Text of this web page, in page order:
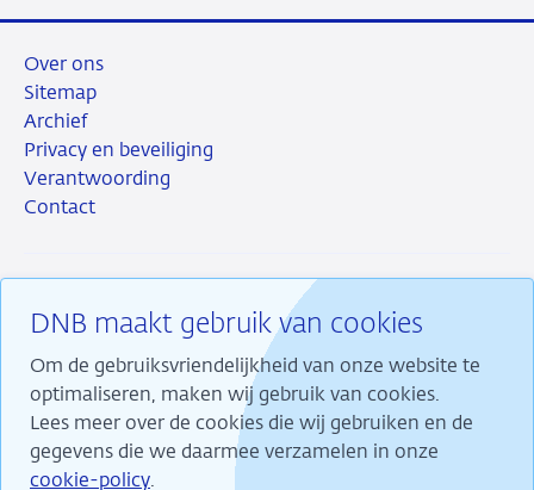
DNB maakt gebruik van cookies
Om de gebruiksvriendelijkheid van onze website te
optimaliseren, maken wij gebruik van cookies.
Lees meer over de cookies die wij gebruiken en de
gegevens die we daarmee verzamelen in onze
cookie-policy.
Over ons
Sitemap
Archief
Privacy en beveiliging
Verantwoording
Contact
RSS InstagramLinkedin
X
Wij maken ons sterk voor financiële stabiliteit en